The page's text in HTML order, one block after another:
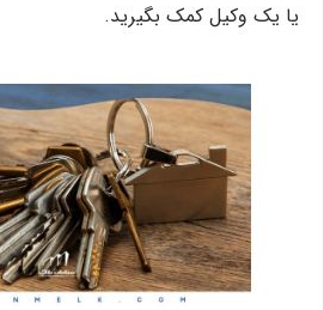
یا یک وکیل کمک بگیرید.